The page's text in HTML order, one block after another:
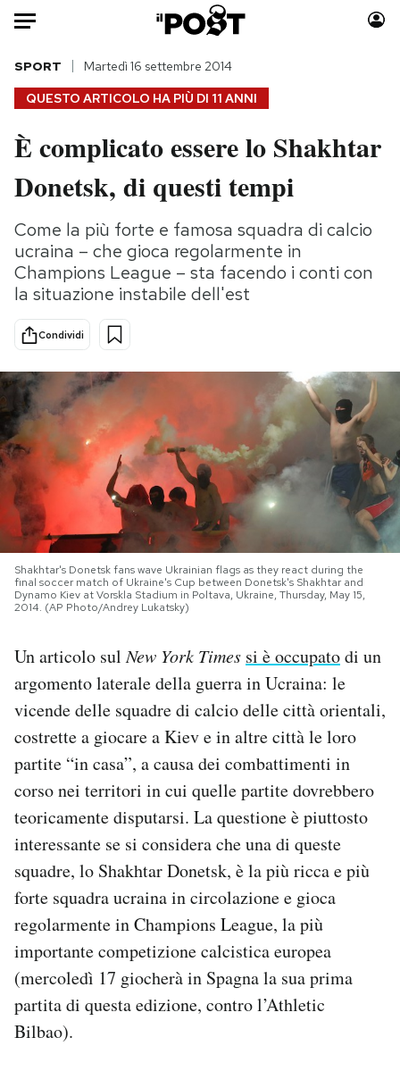
Auto
HOME
Italia
Politica
Tecnologia
Internet
Scienza
Cultura
Economia
Moda
Consumismi
Storie/Idee
Ok Boomer!
Media
Europa
PODCAST
NEWSLETTER
I MIEI PREFERITI
SHOP
AREA PERSONALE
Area Personale
Newsletter
Notifiche mobile
Regala il Post
Esci
QUESTO ARTICOLO HA PIÙ DI 11 ANNI
SPORT Martedì 16 settembre 2014
È complicato essere lo Shakhtar
Donetsk, di questi tempi
Come la più forte e famosa squadra di calcio
ucraina – che gioca regolarmente in
Champions League – sta facendo i conti con
la situazione instabile dell'est
Condividi
Shakhtar's Donetsk fans wave Ukrainian flags as they react during the
final soccer match of Ukraine's Cup between Donetsk's Shakhtar and
Dynamo Kiev at Vorskla Stadium in Poltava, Ukraine, Thursday, May 15,
2014. (AP Photo/Andrey Lukatsky)
Un articolo sulNew York Times si è occupatodi un
argomento laterale della guerra in Ucraina: le
vicende delle squadre di calcio delle città orientali,
costrette a giocare a Kiev e in altre città le loro
partite “in casa”, a causa dei combattimenti in
corso nei territori in cui quelle partite dovrebbero
teoricamente disputarsi. La questione è piuttosto
interessante se si considera che una di queste
squadre, lo Shakhtar Donetsk, è la più ricca e più
forte squadra ucraina in circolazione e gioca
regolarmente in Champions League, la più
importante competizione calcistica europea
(mercoledì 17 giocherà in Spagna la sua prima
partita di questa edizione, contro l’Athletic
Bilbao).